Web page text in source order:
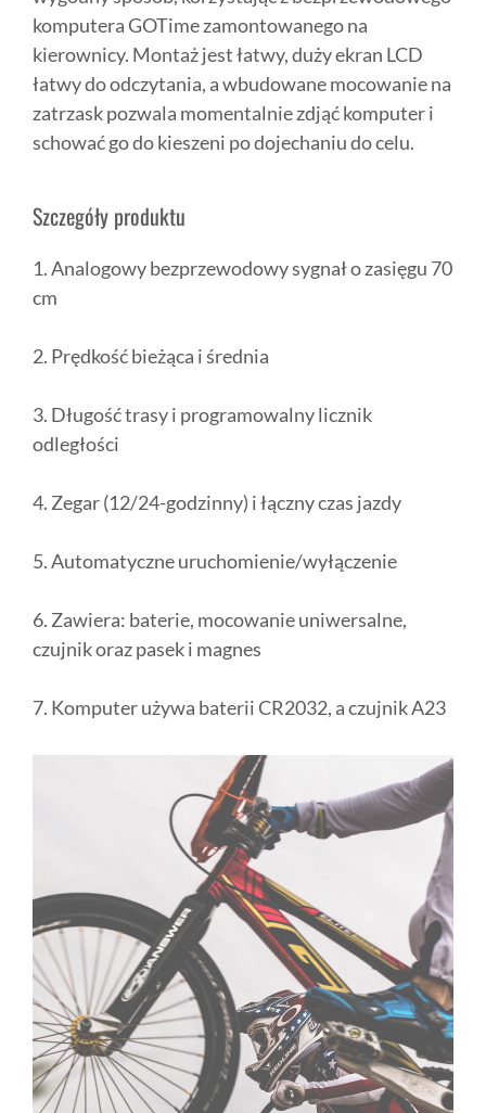
komputera GOTime zamontowanego na
kierownicy. Montaż jest łatwy, duży ekran LCD
łatwy do odczytania, a wbudowane mocowanie na
zatrzask pozwala momentalnie zdjąć komputer i
schować go do kieszeni po dojechaniu do celu.
Szczegóły produktu
1. Analogowy bezprzewodowy sygnał o zasięgu 70
cm
2. Prędkość bieżąca i średnia
3. Długość trasy i programowalny licznik
odległości
4. Zegar (12/24-godzinny) i łączny czas jazdy
5. Automatyczne uruchomienie/wyłączenie
6. Zawiera: baterie, mocowanie uniwersalne,
czujnik oraz pasek i magnes
7. Komputer używa baterii CR2032, a czujnik A23